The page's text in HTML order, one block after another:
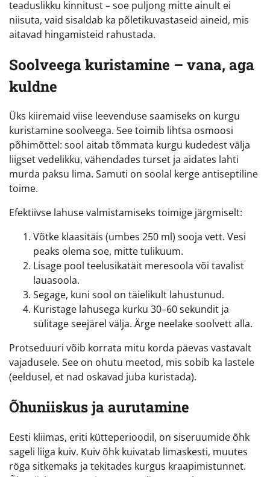
teaduslikku kinnitust – soe puljong mitte ainult ei
niisuta, vaid sisaldab ka põletikuvastaseid aineid, mis
aitavad hingamisteid rahustada.
Soolveega kuristamine – vana, aga
kuldne
Üks kiiremaid viise leevenduse saamiseks on kurgu
kuristamine soolveega. See toimib lihtsa osmoosi
põhimõttel: sool aitab tõmmata kurgu kudedest välja
liigset vedelikku, vähendades turset ja aidates lahti
murda paksu lima. Samuti on soolal kerge antiseptiline
toime.
Efektiivse lahuse valmistamiseks toimige järgmiselt:
Võtke klaasitäis (umbes 250 ml) sooja vett. Vesi
peaks olema soe, mitte tulikuum.
Lisage pool teelusikatäit meresoola või tavalist
lauasoola.
Segage, kuni sool on täielikult lahustunud.
Kuristage lahusega kurku 30–60 sekundit ja
sülitage seejärel välja. Ärge neelake soolvett alla.
Protseduuri võib korrata mitu korda päevas vastavalt
vajadusele. See on ohutu meetod, mis sobib ka lastele
(eeldusel, et nad oskavad juba kuristada).
Õhuniiskus ja aurutamine
Eesti kliimas, eriti kütteperioodil, on siseruumide õhk
sageli liiga kuiv. Kuiv õhk kuivatab limaskesti, muutes
röga sitkemaks ja tekitades kurgus kraapimistunnet.